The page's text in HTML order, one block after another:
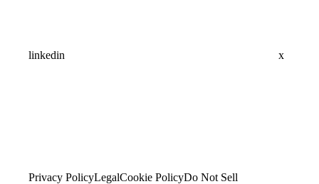
linkedin x
Privacy PolicyLegalCookie PolicyDo Not Sell